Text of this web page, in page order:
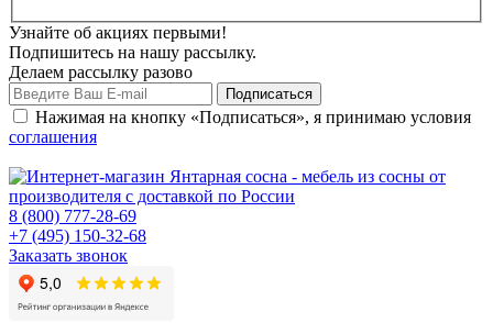
Узнайте об акциях первыми!
Подпишитесь на нашу рассылку.
Делаем рассылку разово
Нажимая на кнопку «Подписаться», я принимаю условия
соглашения
8 (800) 777-28-69
+7 (495) 150-32-68
Заказать звонок